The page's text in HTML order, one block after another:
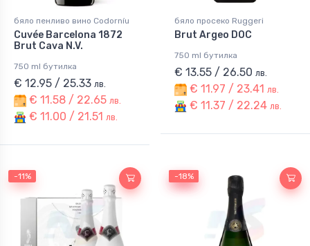
бяло пенливо вино Codorníu
Cuvée Barcelona 1872
Brut Cava N.V.
750 ml бутилка
€ 12.95 / 25.33 лв.
€ 11.58 / 22.65 лв.
€ 11.00 / 21.51 лв.
бяло просеко Ruggeri
Brut Argeo DOC
750 ml бутилка
€ 13.55 / 26.50 лв.
€ 11.97 / 23.41 лв.
€ 11.37 / 22.24 лв.
-11% -18%
-18%